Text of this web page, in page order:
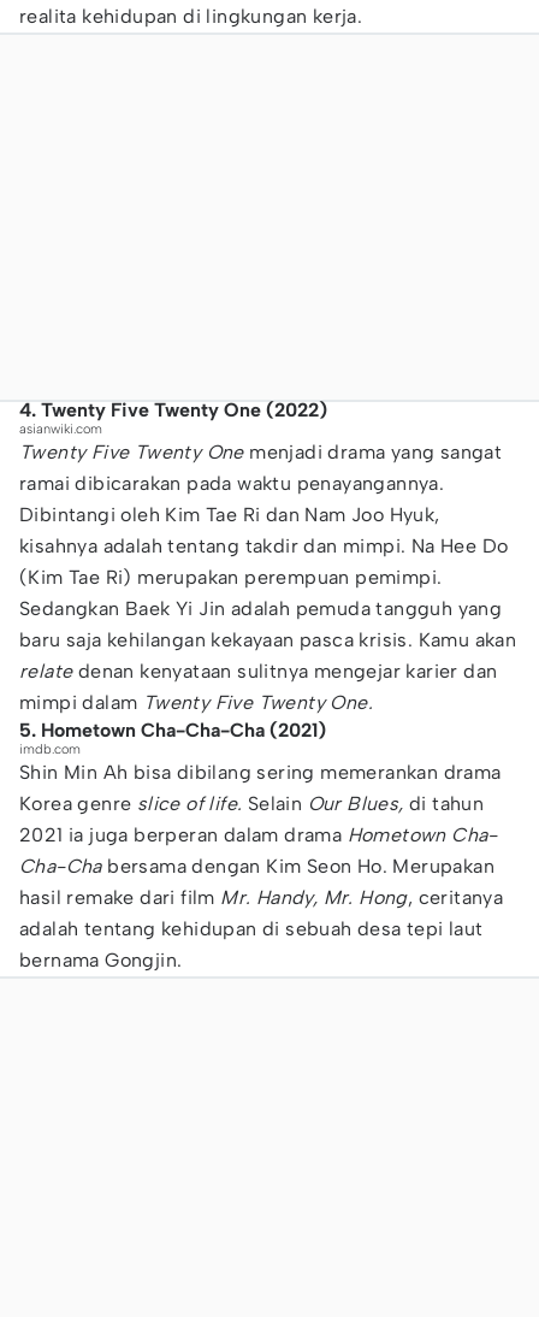
realita kehidupan di lingkungan kerja.
4. Twenty Five Twenty One (2022)
asianwiki.com
Twenty Five Twenty Onemenjadi drama yang sangat
ramai dibicarakan pada waktu penayangannya.
Dibintangi oleh Kim Tae Ri dan Nam Joo Hyuk,
kisahnya adalah tentang takdir dan mimpi. Na Hee Do
(Kim Tae Ri) merupakan perempuan pemimpi.
Sedangkan Baek Yi Jin adalah pemuda tangguh yang
baru saja kehilangan kekayaan pasca krisis. Kamu akan
relatedenan kenyataan sulitnya mengejar karier dan
mimpi dalam Twenty Five Twenty One.
5. Hometown Cha-Cha-Cha (2021)
imdb.com
Shin Min Ah bisa dibilang sering memerankan drama
Korea genre slice of life. Selain Our Blues, di tahun
2021 ia juga berperan dalam drama Hometown Cha-
Cha-Chabersama dengan Kim Seon Ho. Merupakan
hasil remake dari film Mr. Handy, Mr. Hong, ceritanya
adalah tentang kehidupan di sebuah desa tepi laut
bernama Gongjin.